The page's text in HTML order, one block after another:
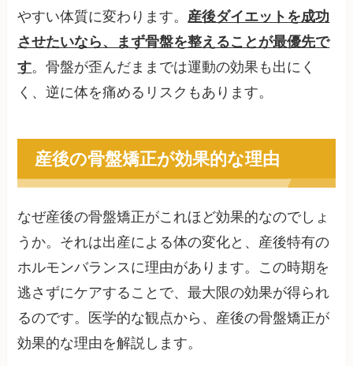
やすい体質に変わります。 産後ダイエットを成功
させたいなら、まず骨盤を整えることが最優先で
す。骨盤が歪んだままでは運動の効果も出にく
く、逆に体を痛めるリスクもあります。
産後の骨盤矯正が効果的な理由
なぜ産後の骨盤矯正がこれほど効果的なのでしょ
うか。それは出産による体の変化と、産後特有の
ホルモンバランスに理由があります。この時期を
逃さずにケアすることで、最大限の効果が得られ
るのです。医学的な観点から、産後の骨盤矯正が
効果的な理由を解説します。